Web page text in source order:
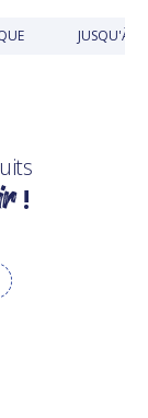
JUSQU'À
!